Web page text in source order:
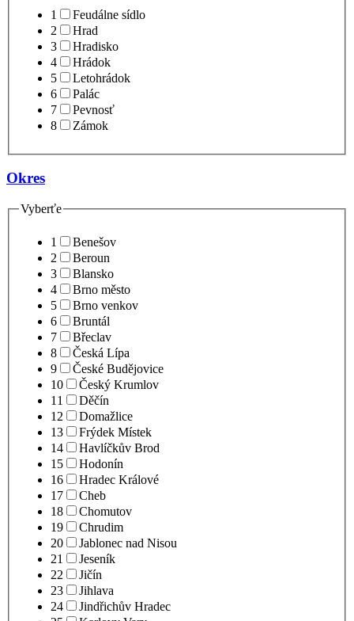
1
Feudálne sídlo
2
Hrad
3
Hradisko
4
Hrádok
5
Letohrádok
6
Palác
7
Pevnosť
8
Zámok
Okres
Vyberťe
1
Benešov
2
Beroun
3
Blansko
4
Brno město
5
Brno venkov
6
Bruntál
7
Břeclav
8
Česká Lípa
9
České Budějovice
10
Český Krumlov
11
Děčín
12
Domažlice
13
Frýdek Místek
14
Havlíčkův Brod
15
Hodonín
16
Hradec Králové
17
Cheb
18
Chomutov
19
Chrudim
20
Jablonec nad Nisou
21
Jeseník
22
Jičín
23
Jihlava
24
Jindřichův Hradec